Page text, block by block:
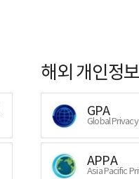
해외 개인정
GPA
Global
APPA
Asia Pacific